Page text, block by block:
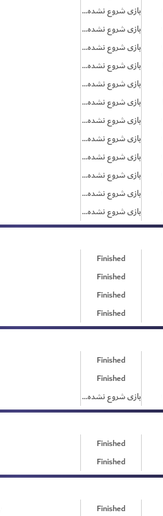
بازی شروع نشده است
بازی شروع نشده است
بازی شروع نشده است
بازی شروع نشده است
بازی شروع نشده است
بازی شروع نشده است
بازی شروع نشده است
بازی شروع نشده است
بازی شروع نشده است
بازی شروع نشده است
بازی شروع نشده است
بازی شروع نشده است
Finished
Finished
Finished
Finished
Finished
Finished
بازی شروع نشده است
Finished
Finished
Finished